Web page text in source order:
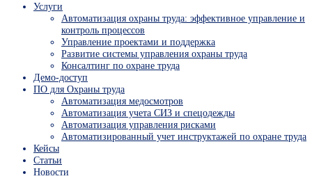
Услуги
Автоматизация охраны труда: эффективное управление и
контроль процессов
Управление проектами и поддержка
Развитие системы управления охраны труда
Консалтинг по охране труда
Демо-доступ
ПО для Охраны труда
Автоматизация медосмотров
Автоматизация учета СИЗ и спецодежды
Автоматизация управления рисками
Автоматизированный учет инструктажей по охране труда
Кейсы
Статьи
Новости